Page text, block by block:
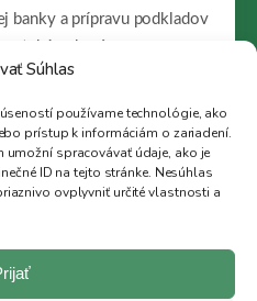
Súhlas
používame technológie, ako
prístup k informáciám o zariadení.
spracovávať údaje, ako je
ID na tejto stránke. Nesúhlas
ovplyvniť určité vlastnosti a
banky a prípravu podkladov